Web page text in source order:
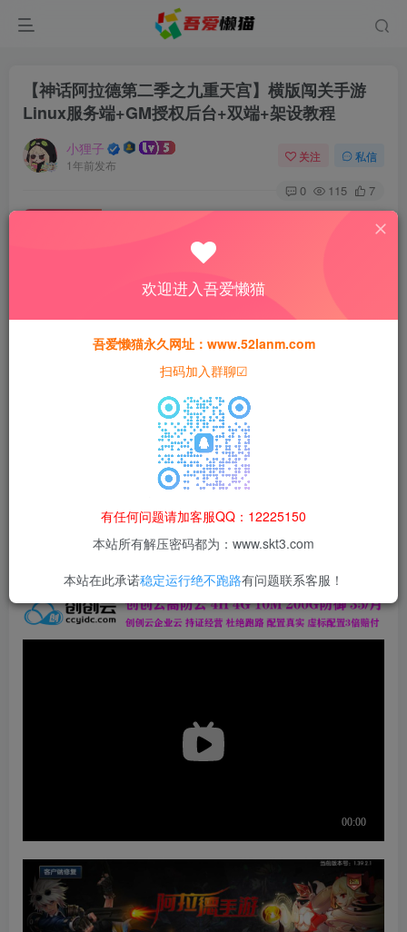
【神话阿拉德第二季之九重天宫】横版闯关手游
Linux服务端+GM授权后台+双端+架设教程
小狸子
1年前发布
关注 私信
0 115 7
此内容为付费资源，请付费后查看
猫粮30
黄金会员猫粮15 钻石会员 免费
本站所有资源均为网络收集整理而来，仅供学习研究使用，请在下
载后24h内删除，谢谢合作！
本站资源仅用于学习交流，禁止商业运营与违法、侵权
果由使用者自行承担。
欢迎进入吾爱懒猫
吾爱懒猫永久网址：www.52lanm.com
扫码加入群聊☑
有任何问题请加客服QQ：12225150
本站所有解压密码都为：www.skt3.com
本站在此承诺稳定运行绝不跑路有问题联系客服！